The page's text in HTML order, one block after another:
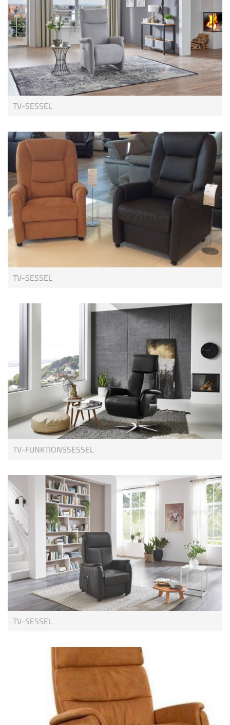
TV-SESSEL
TV-SESSEL
TV-FUNKTIONSSESSEL
TV-SESSEL